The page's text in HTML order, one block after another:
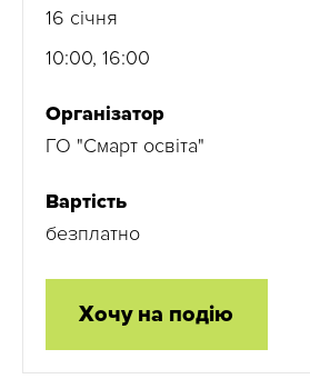
16 січня
10:00, 16:00
Організатор
ГО "Смарт освіта"
Вартість
безплатно
Хочу на подію